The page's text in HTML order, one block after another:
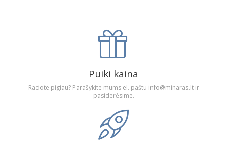
Puiki kaina
Radote pigiau? Parašykite mums el. paštu info@minaras.lt ir
pasiderėsime.